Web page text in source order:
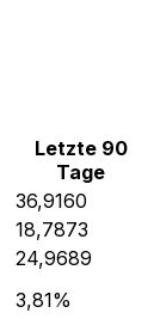
Letzte 90
Tage
36,9160
18,7873
24,9689
3,81%